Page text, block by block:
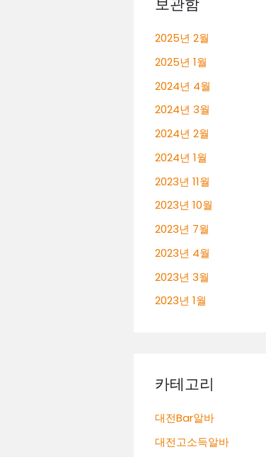
2025년 2월
2025년 1월
2024년 4월
2024년 3월
2024년 2월
2024년 1월
2023년 11월
2023년 10월
2023년 7월
2023년 4월
2023년 3월
2023년 1월
카테고리
대전Bar알바
대전고소득알바